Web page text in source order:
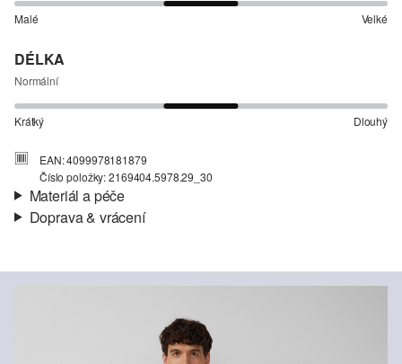
Malé Velké
DÉLKA
Normální
Krátký Dlouhý
EAN: 4099978181879
Číslo položky: 2169404.5978.29_30
Materiál a péče
Podšívka: Bavlněná podšívka
Doprava & vrácení
Vaše objednávka bude odeslána do 4-8 pracovních dnů
standardní doručení jsou 119,00 Kč .